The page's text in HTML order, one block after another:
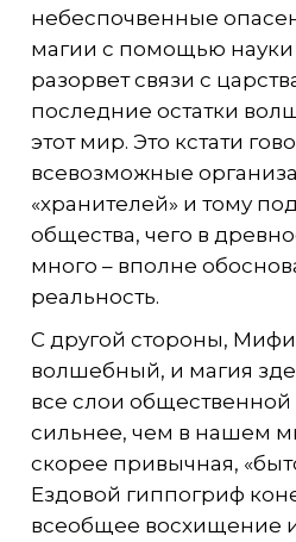
небеспочвенные
магии с помощью
разорвет связи с
последние остатки
этот мир. Это кстати
всевозможные
«хранителей» и тому
общества, чего в
много – вполне
реальность.
С другой стороны,
волшебный, и магия
все слои
сильнее, чем в нашем
скорее привычная,
Ездовой гиппогриф
всеобщее восхищение